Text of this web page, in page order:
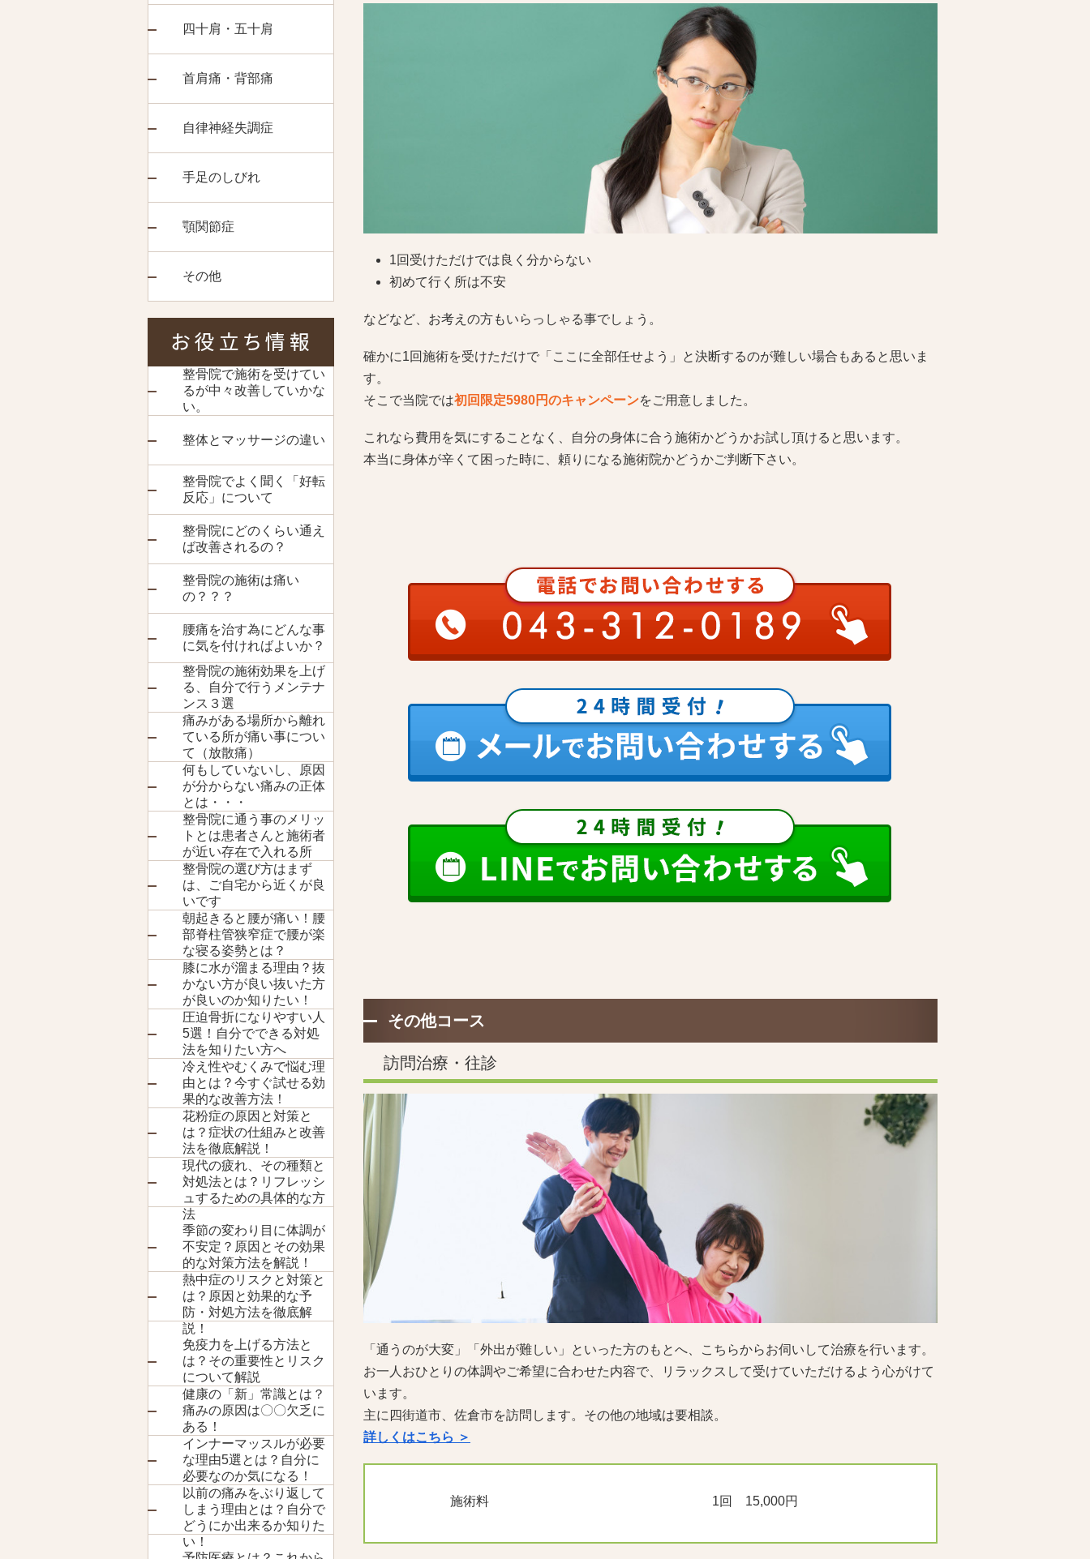
四十肩・五十肩
首肩痛・背部痛
自律神経失調症
手足のしびれ
顎関節症
その他
整骨院で施術を受けてい
るが中々改善していかな
い。
整体とマッサージの違い
整骨院でよく聞く「好転
反応」について
整骨院にどのくらい通え
ば改善されるの？
整骨院の施術は痛い
の？？？
腰痛を治す為にどんな事
に気を付ければよいか？
整骨院の施術効果を上げ
る、自分で行うメンテナ
ンス３選
痛みがある場所から離れ
ている所が痛い事につい
て（放散痛）
何もしていないし、原因
が分からない痛みの正体
とは・・・
整骨院に通う事のメリッ
トとは患者さんと施術者
が近い存在で入れる所
整骨院の選び方はまず
は、ご自宅から近くが良
いです
朝起きると腰が痛い！腰
部脊柱管狭窄症で腰が楽
な寝る姿勢とは？
膝に水が溜まる理由？抜
かない方が良い抜いた方
が良いのか知りたい！
圧迫骨折になりやすい人
5選！自分でできる対処
法を知りたい方へ
冷え性やむくみで悩む理
由とは？今すぐ試せる効
果的な改善方法！
花粉症の原因と対策と
は？症状の仕組みと改善
法を徹底解説！
現代の疲れ、その種類と
対処法とは？リフレッシ
ュするための具体的な方
法
季節の変わり目に体調が
不安定？原因とその効果
的な対策方法を解説！
熱中症のリスクと対策と
は？原因と効果的な予
防・対処方法を徹底解
説！
免疫力を上げる方法と
は？その重要性とリスク
について解説
健康の「新」常識とは？
痛みの原因は〇〇欠乏に
ある！
インナーマッスルが必要
な理由5選とは？自分に
必要なのか気になる！
以前の痛みをぶり返して
しまう理由とは？自分で
どうにか出来るか知りた
い！
1回受けただけでは良く分からない
初めて行く所は不安
などなど、お考えの方もいらっしゃる事でしょう。
確かに1回施術を受けただけで「ここに全部任せよう」と決断するのが難しい場合もあると思いま
す。
そこで当院では初回限定5980円のキャンペーンをご用意しました。
これなら費用を気にすることなく、自分の身体に合う施術かどうかお試し頂けると思います。
本当に身体が辛くて困った時に、頼りになる施術院かどうかご判断下さい。
その他コース
訪問治療・往診
「通うのが大変」「外出が難しい」といった方のもとへ、こちらからお伺いして治療を行います。
お一人おひとりの体調やご希望に合わせた内容で、リラックスして受けていただけるよう心がけて
います。
主に四街道市、佐倉市を訪問します。その他の地域は要相談。
詳しくはこちら ＞
施術料 1回 15,000円